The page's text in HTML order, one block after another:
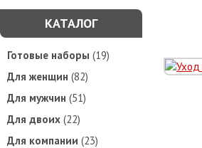
КАТАЛОГ
Готовые наборы (19)
Для женщин (82)
Для мужчин (51)
Для двоих (22)
Для компании (23)